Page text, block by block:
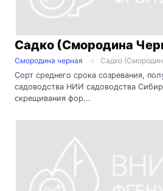
Садко (Смородина
Смородина черная
Садко
Сорт среднего срока созревания,
садоводства НИИ садоводства
скрещивания фор...